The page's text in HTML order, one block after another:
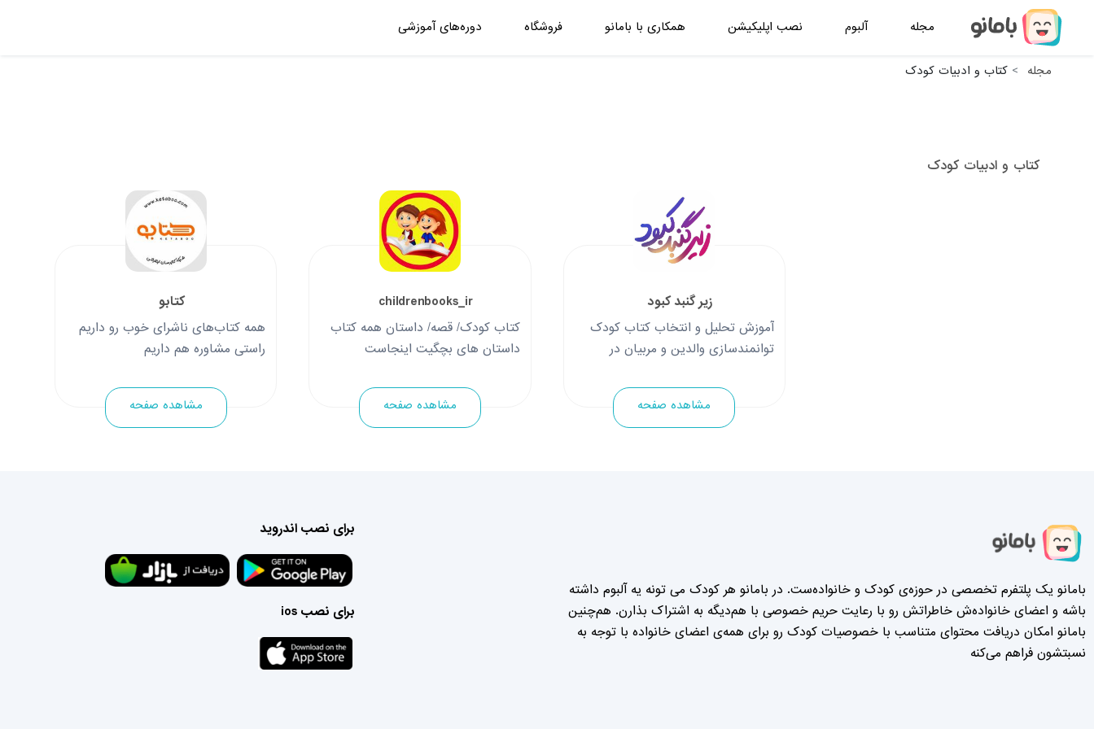
مجله آلبوم نصب اپلیکیشن همکاری با بامانو فروشگاه دوره‌های آموزشی
مجله کتاب و ادبیات کودک
کتاب و ادبیات کودک
کتابو
همه کتاب‌های ناشرای خوب رو داریم
راستی مشاوره هم داریم
مشاهده صفحه
childrenbooks_ir
کتاب کودک/ قصه/ داستان همه کتاب
داستان های بچگیت اینجاست
مشاهده صفحه
زیر گنبد کبود
آموزش تحلیل و انتخاب کتاب کودک
توانمندسازی والدین و مربیان در
کودک از راه کتاب، داستان و قصه
مشاهده صفحه
بامانو یک پلتفرم تخصصی در حوزه‌ی کودک و خانواده‌ست. در بامانو هر کودک می تونه یه آلبوم داشته
باشه و اعضای خانواده‌ش خاطراتش رو با رعایت حریم خصوصی با هم‌دیگه به اشتراک بذارن. هم‌چنین
بامانو امکان دریافت محتوای متناسب با خصوصیات کودک رو برای همه‌ی اعضای خانواده با توجه به
نسبتشون فراهم می‌کنه
برای نصب اندروید
برای نصب ios